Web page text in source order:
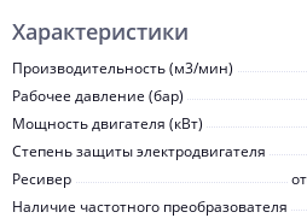
Характеристики
Производительность (м3/мин)
Рабочее давление (бар)
Мощность двигателя (кВт)
Степень защиты электродвигателя
Ресивер
Наличие частотного преобразователя